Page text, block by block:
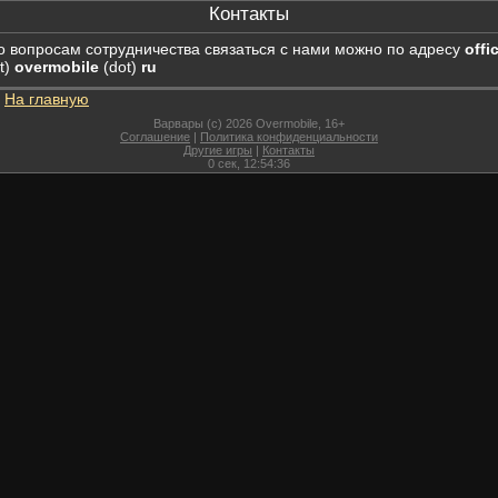
Контакты
вопросам сотрудничества связаться с нами можно по адресу
overmobile (dot) ru
На главную
Варвары (c) 2026 Overmobile, 16+
Соглашение | Политика конфиденциальности
Другие игры | Контакты
0 сек, 12:54:36